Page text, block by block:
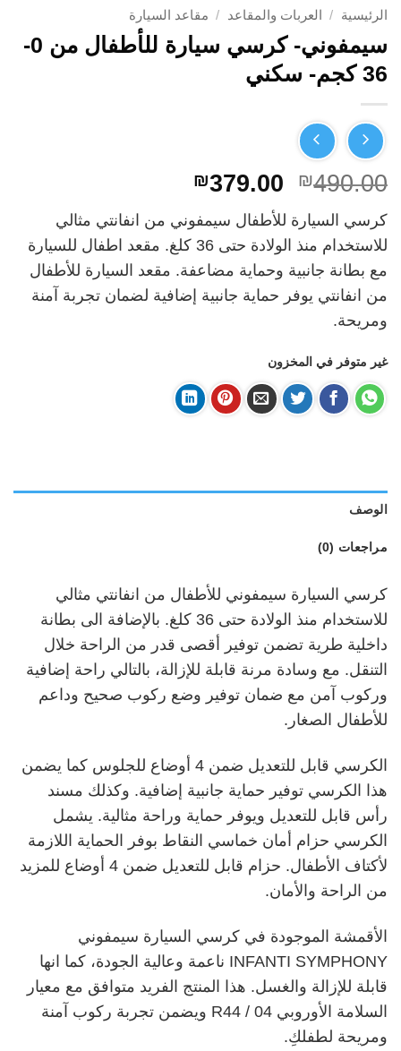
الرئيسية / العربات والمقاعد / مقاعد السيارة
سيمفوني- كرسي سيارة للأطفال من 0-
36 كجم- سكني
₪490.00
السعر
الأصلي
هو:
₪490.00.
₪379.00 السعر
الحالي
هو:
₪379.00.
كرسي السيارة للأطفال سيمفوني من انفانتي مثالي
للاستخدام منذ الولادة حتى 36 كلغ. مقعد اطفال للسيارة
مع بطانة جانبية وحماية مضاعفة. مقعد السيارة للأطفال
من انفانتي يوفر حماية جانبية إضافية لضمان تجربة آمنة
ومريحة.
غير متوفر في المخزون
الوصف
مراجعات (0)
كرسي السيارة سيمفوني للأطفال من انفانتي مثالي
للاستخدام منذ الولادة حتى 36 كلغ. بالإضافة الى بطانة
داخلية طرية تضمن توفير أقصى قدر من الراحة خلال
التنقل. مع وسادة مرنة قابلة للإزالة، بالتالي راحة إضافية
وركوب آمن مع ضمان توفير وضع ركوب صحيح وداعم
للأطفال الصغار.
الكرسي قابل للتعديل ضمن 4 أوضاع للجلوس كما يضمن
هذا الكرسي توفير حماية جانبية إضافية. وكذلك مسند
رأس قابل للتعديل ويوفر حماية وراحة مثالية. يشمل
الكرسي حزام أمان خماسي النقاط بوفر الحماية اللازمة
لأكتاف الأطفال. حزام قابل للتعديل ضمن 4 أوضاع للمزيد
من الراحة والأمان.
الأقمشة الموجودة في كرسي السيارة سيمفوني
INFANTI SYMPHONY ناعمة وعالية الجودة، كما انها
قابلة للإزالة والغسل. هذا المنتج الفريد متوافق مع معيار
السلامة الأوروبي R44 / 04 ويضمن تجربة ركوب آمنة
ومريحة لطفلكِ.